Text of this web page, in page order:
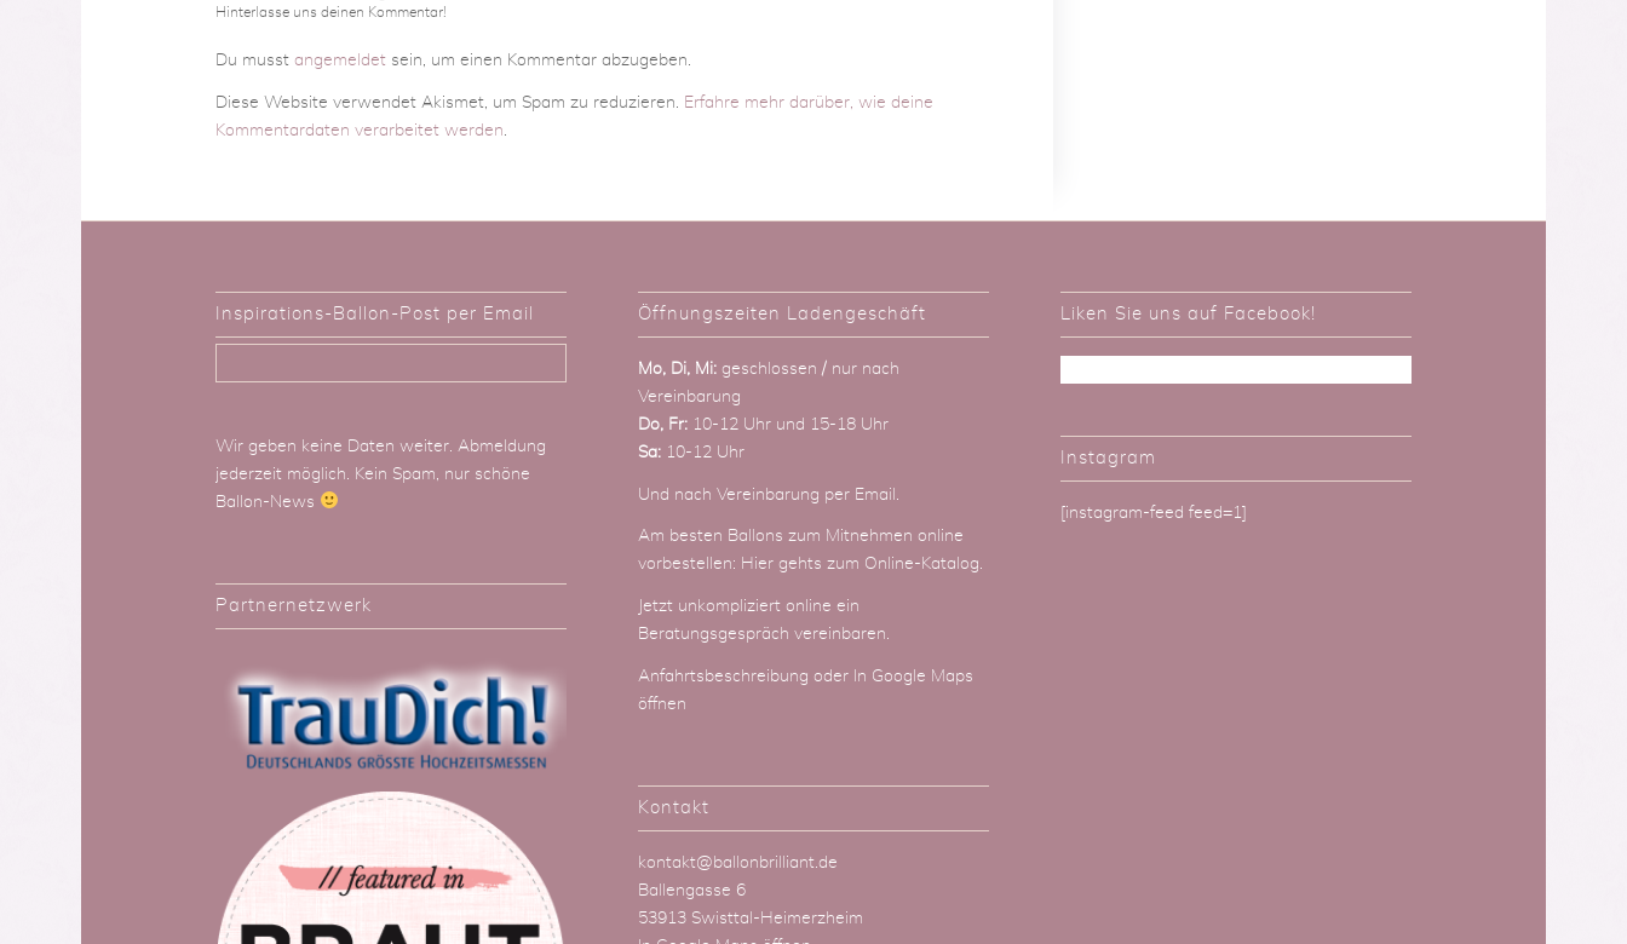
Hinterlasse uns deinen Kommentar!
Du musst angemeldetsein, um einen Kommentar abzugeben.
Diese Website verwendet Akismet, um Spam zu reduzieren.
Erfahre mehr darüber, wie deine
Kommentardaten verarbeitet werden
Inspirations-Ballon-Post per Email
Wir geben keine Daten weiter. Abmeldung
jederzeit möglich. Kein Spam, nur schöne
Ballon-News
Partnernetzwerk
Öffnungszeiten Ladengeschäft
Mo, Di, Mi:geschlossen / nur nach
Vereinbarung
Do, Fr:10-12 Uhr und 15-18 Uhr
Sa:10-12 Uhr
Und nach Vereinbarung per Email
Am besten Ballons zum Mitnehmen online
vorbestellen: Hier gehts zum Online-Katalog.
Jetzt unkompliziert online ein
Beratungsgespräch vereinbaren.
Anfahrtsbeschreibung oder In Google Maps
öffnen
Kontakt
kontakt@ballonbrilliant.de
Ballengasse 6
53913 Swisttal-Heimerzheim
Liken Sie uns auf Facebook!
Instagram
[instagram-feed feed=1]